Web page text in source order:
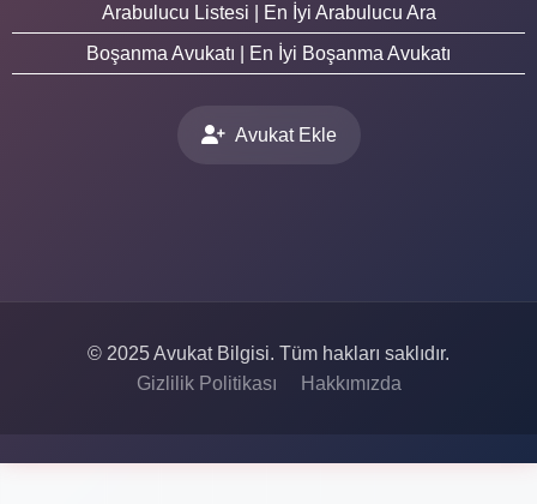
Arabulucu Listesi | En İyi Arabulucu Ara
Boşanma Avukatı | En İyi Boşanma Avukatı
Avukat Ekle
© 2025 Avukat Bilgisi. Tüm hakları saklıdır.
Gizlilik Politikası
Hakkımızda